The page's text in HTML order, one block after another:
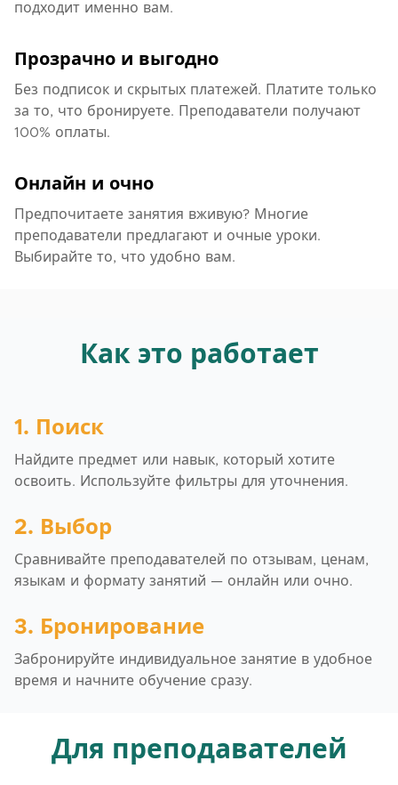
подходит именно вам.
Прозрачно и выгодно
Без подписок и скрытых платежей. Платите только
за то, что бронируете. Преподаватели получают
100% оплаты.
Онлайн и очно
Предпочитаете занятия вживую? Многие
преподаватели предлагают и очные уроки.
Выбирайте то, что удобно вам.
Как это работает
1. Поиск
Найдите предмет или навык, который хотите
освоить. Используйте фильтры для уточнения.
2. Выбор
Сравнивайте преподавателей по отзывам, ценам,
языкам и формату занятий — онлайн или очно.
3. Бронирование
Забронируйте индивидуальное занятие в удобное
время и начните обучение сразу.
Для преподавателей